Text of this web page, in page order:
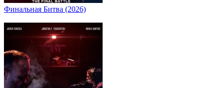
Финальная Битва (2026)